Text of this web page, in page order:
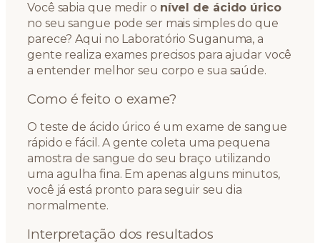
Você sabia que medir o nível de ácido úrico
no seu sangue pode ser mais simples do que
parece? Aqui no Laboratório Suganuma, a
gente realiza exames precisos para ajudar você
a entender melhor seu corpo e sua saúde.
Como é feito o exame?
O teste de ácido úrico é um exame de sangue
rápido e fácil. A gente coleta uma pequena
amostra de sangue do seu braço utilizando
uma agulha fina. Em apenas alguns minutos,
você já está pronto para seguir seu dia
normalmente.
Interpretação dos resultados